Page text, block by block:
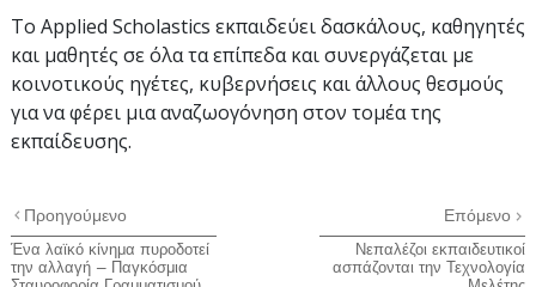
Το Applied Scholastics εκπαιδεύει δασκάλους, καθηγητές
και μαθητές σε όλα τα επίπεδα και συνεργάζεται με
κοινοτικούς ηγέτες, κυβερνήσεις και άλλους θεσμούς
για να φέρει μια αναζωογόνηση στον τομέα της
εκπαίδευσης.
Προηγούμενο
Ένα λαϊκό κίνημα πυροδοτεί
την αλλαγή – Παγκόσμια
Επόμενο
Νεπαλέζοι εκπαιδευτικοί
ασπάζονται την Τεχνολογία